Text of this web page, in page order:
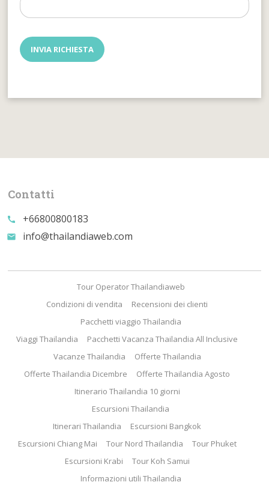
Contatti
call +66800800183
email info@thailandiaweb.com
Tour Operator Thailandiaweb
Condizioni di vendita
Recensioni dei clienti
Pacchetti viaggio Thailandia
Viaggi Thailandia
Pacchetti Vacanza Thailandia All Inclusive
Vacanze Thailandia
Offerte Thailandia
Offerte Thailandia Dicembre
Offerte Thailandia Agosto
Itinerario Thailandia 10 giorni
Escursioni Thailandia
Itinerari Thailandia
Escursioni Bangkok
Escursioni Chiang Mai
Tour Nord Thailandia
Tour Phuket
Escursioni Krabi
Tour Koh Samui
Informazioni utili Thailandia